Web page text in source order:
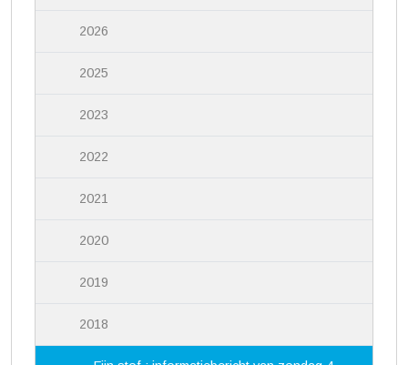
2026
2025
2023
2022
2021
2020
2019
2018